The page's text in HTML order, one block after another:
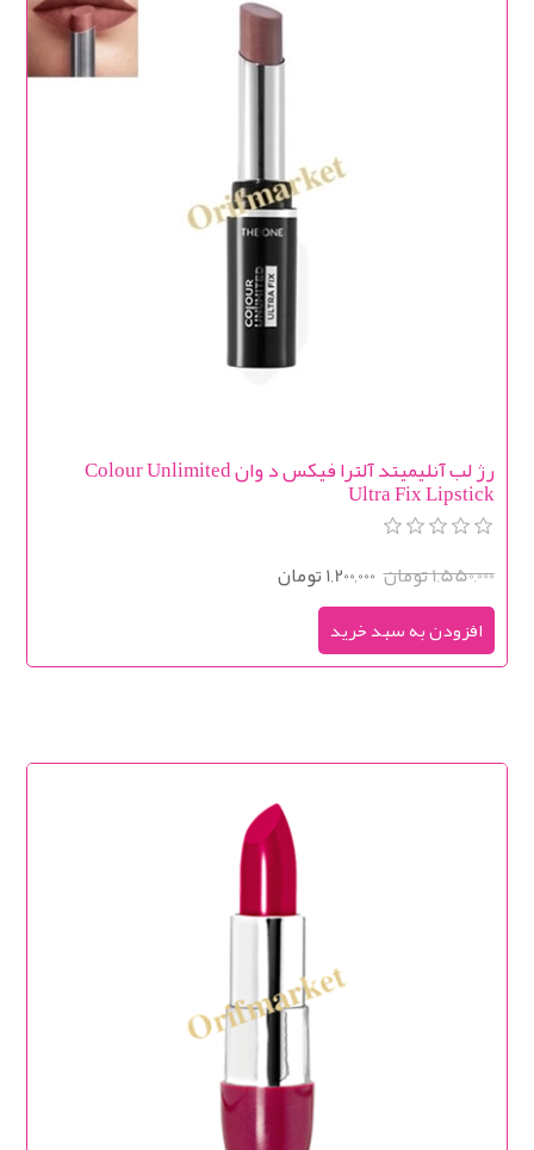
رژ لب آنلیمیتد آلترا فیکس د وان Colour Unlimited
Ultra Fix Lipstick
1,550,000 تومان 1,200,000 تومان